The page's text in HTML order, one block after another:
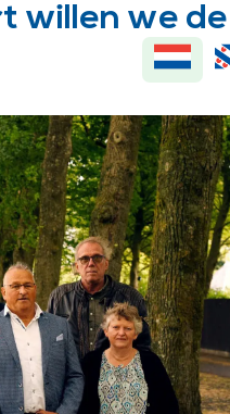
willen we